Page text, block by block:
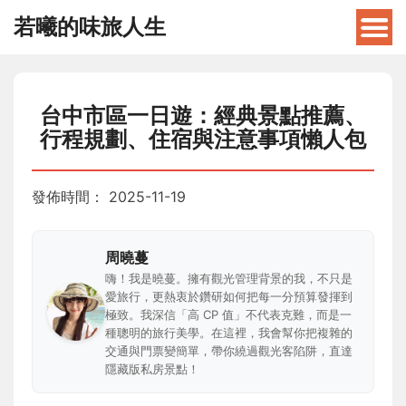
若曦的味旅人生
台中市區一日遊：經典景點推薦、
行程規劃、住宿與注意事項懶人包
發佈時間： 2025-11-19
周曉蔓
嗨！我是曉蔓。擁有觀光管理背景的我，不只是
愛旅行，更熱衷於鑽研如何把每一分預算發揮到
極致。我深信「高 CP 值」不代表克難，而是一
種聰明的旅行美學。在這裡，我會幫你把複雜的
交通與門票變簡單，帶你繞過觀光客陷阱，直達
隱藏版私房景點！